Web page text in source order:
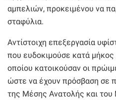
αμπελιών, προκειμένου να
σταφύλια.
Αντίστοιχη επεξεργασία
που ευδοκιμούσε κατά μήκος
οποίου κατοικούσαν οι
ώστε να έχουν πρόσβαση σε
της Μέσης Ανατολής και του